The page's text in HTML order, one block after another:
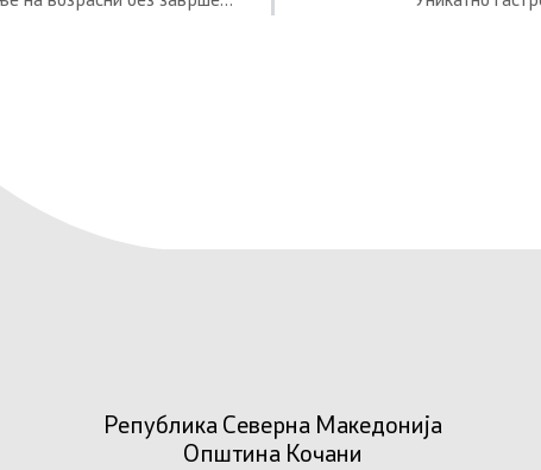
Република Северна Македонија
Општина Кочани